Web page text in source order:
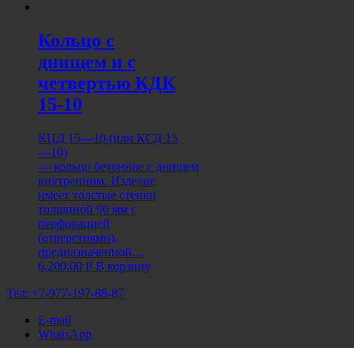
Кольцо с
днищем и с
четвертью КДК
15-10
КЦД 15—10 (или КСД 15
—10)
— кольцо бетонное с днищем
внутренним. Изделие
имеет толстые стенки
толщиной 90 мм с
перфорацией
(отверстиями),
предназначенной…
6,200.00 Р В корзину
Тел: +7-977-197-88-87
E-mail
WhatsApp